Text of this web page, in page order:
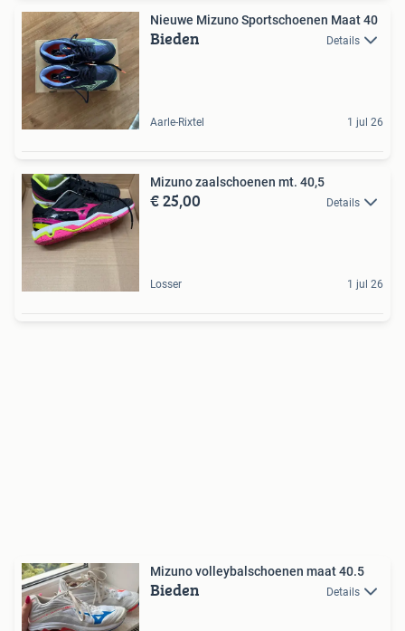
Nieuwe Mizuno Sportschoenen Maat 40
Bieden Details
Aarle-Rixtel 1 jul 26
Mizuno zaalschoenen mt. 40,5
€ 25,00 Details
Losser 1 jul 26
Mizuno volleybalschoenen maat 40.5
Bieden Details